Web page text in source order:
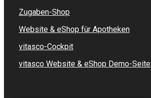
Zugaben-Shop
Website & eShop für Apotheken
vitasco-Cockpit
vitasco Website & eShop Demo-Seite